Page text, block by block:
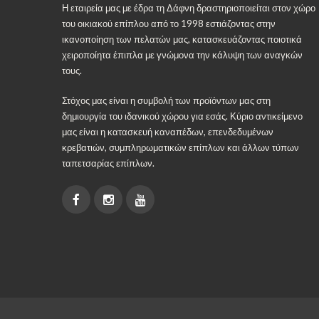
Η εταιρεία μας με έδρα τη Δάφνη δραστηριοποιείται στον χώρο
του οικιακού επίπλου από το 1998 εστιάζοντας στην
ικανοποίηση των πελατών μας, κατασκευάζοντας ποιοτικά
χειροποίητα έπιπλα με γνώμονα την κάλυψη των αναγκών
τους.
Στόχος μας είναι η συμβολή των προϊόντων μας στη
δημιουργία του ιδανικού χώρου για εσάς. Κύριο αντικείμενο
μας είναι η κατασκευή καναπέδων, επενδεδυμένων
κρεβατιών, συμπληρωματικών επίπλων και άλλων τύπων
ταπετσαρίας επίπλων.